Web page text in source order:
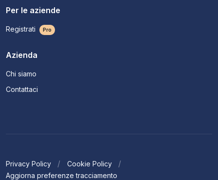
Per le aziende
Registrati Pro
Azienda
Chi siamo
Contattaci
Privacy Policy
Cookie Policy
Aggiorna preferenze tracciamento